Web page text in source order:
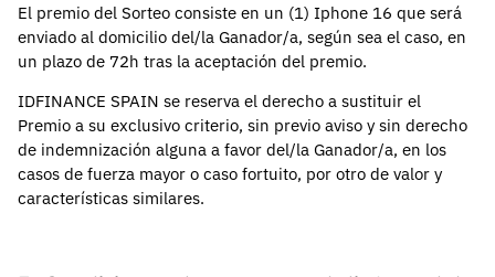
El premio del Sorteo consiste en un (1) Iphone 16 que será
enviado al domicilio del/la Ganador/a, según sea el caso, en
un plazo de 72h tras la aceptación del premio.
IDFINANCE SPAIN se reserva el derecho a sustituir el
Premio a su exclusivo criterio, sin previo aviso y sin derecho
de indemnización alguna a favor del/la Ganador/a, en los
casos de fuerza mayor o caso fortuito, por otro de valor y
características similares.